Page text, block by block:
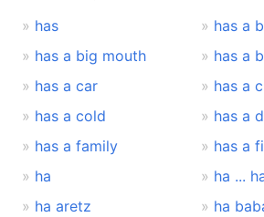
has
has a
has a big mouth
has a
has a car
has a
has a cold
has a
has a family
has a
ha
ha ...
ha aretz
ha